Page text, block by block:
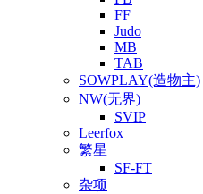
FF
Judo
MB
TAB
SOWPLAY(造物主)
NW(无界)
SVIP
Leerfox
繁星
SF-FT
杂项